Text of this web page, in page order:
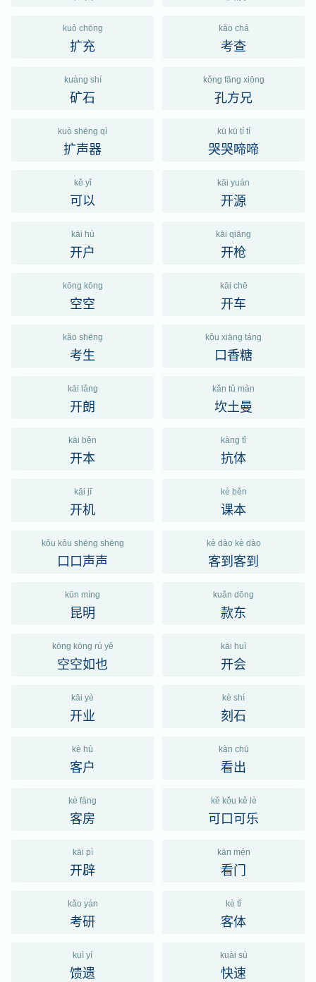
kuò chōng
扩充
kǎo chá
考查
kuàng shí
矿石
kǒng fāng xiōng
孔方兄
kuò shēng qì
扩声器
kū kū tí tí
哭哭啼啼
kě yǐ
可以
kāi yuán
开源
kāi hù
开户
kāi qiāng
开枪
kōng kōng
空空
kāi chē
开车
kǎo shēng
考生
kǒu xiāng táng
口香糖
kāi lǎng
开朗
kǎn tǔ màn
坎土曼
kāi běn
开本
kàng tǐ
抗体
kāi jī
开机
kè běn
课本
kǒu kǒu shēng shēng
口口声声
kè dào kè dào
客到客到
kūn míng
昆明
kuǎn dōng
款东
kōng kōng rú yě
空空如也
kāi huì
开会
kāi yè
开业
kè shí
刻石
kè hù
客户
kàn chū
看出
kè fáng
客房
kě kǒu kě lè
可口可乐
kāi pì
开辟
kān mén
看门
kǎo yán
考研
kè tǐ
客体
kuì yí
馈遗
kuài sù
快速